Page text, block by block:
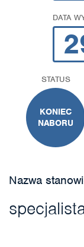
DATA
STATUS
KONIEC
NABORU
Nazwa